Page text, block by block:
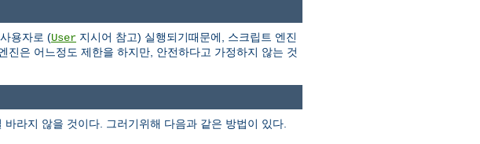
용자로 (User 지시어 참고) 실행되기때문에, 스크립트 엔진
은 어느정도 제한을 하지만, 안전하다고 가정하지 않는 것
라지 않을 것이다. 그러기위해 다음과 같은 방법이 있다.